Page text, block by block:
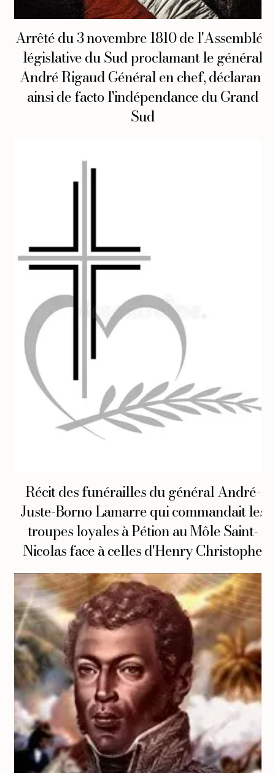
Arrêté du 3 novembre 1810 de l'Assemblée
législative du Sud proclamant le général
André Rigaud Général en chef, déclarant
ainsi de facto l'indépendance du Grand
Sud
Récit des funérailles du général André-
Juste-Borno Lamarre qui commandait les
troupes loyales à Pétion au Môle Saint-
Nicolas face à celles d'Henry Christophe